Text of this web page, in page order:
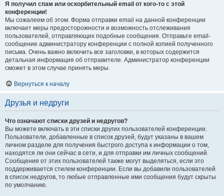
Я получил спам или оскорбительный email от кого-то с этой
конференции!
Мы сожалеем об этом. Форма отправки email на данной конференции
включает меры предосторожности и возможность отслеживания
пользователей, отправляющих подобные сообщения. Отправьте email-
сообщение администратору конференции с полной копией полученного
письма. Очень важно включить все заголовки, в которых содержится
детальная информация об отправителе. Администратор конференции
сможет в этом случае принять меры.
Вернуться к началу
Друзья и недруги
Что означают списки друзей и недругов?
Вы можете включать в эти списки других пользователей конференции.
Пользователи, добавленные в список друзей, будут указаны в вашем
личном разделе для получения быстрого доступа к информации о том,
находятся ли они сейчас в сети, и для отправки им личных сообщений.
Сообщения от этих пользователей также могут выделяться, если это
поддерживается стилем конференции. Если вы добавили пользователей
в список недругов, то любые отправленные ими сообщения будут скрыты
по умолчанию.